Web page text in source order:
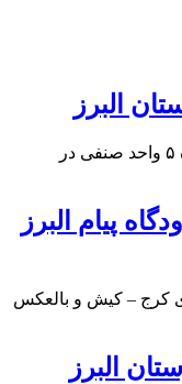
محمد نصیری گفت: در ۴۵ بازدید انجام شده ۵ واحد صنفی در
پیام البرز
کرج – کیش و بالعکس
البرز